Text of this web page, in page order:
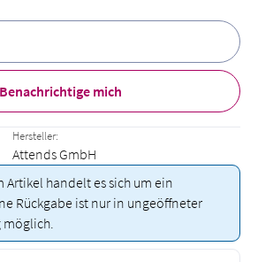
Benachrichtige mich
Hersteller:
Attends GmbH
Artikel handelt es sich um ein
Rückgabe ist nur in ungeöffneter
möglich.